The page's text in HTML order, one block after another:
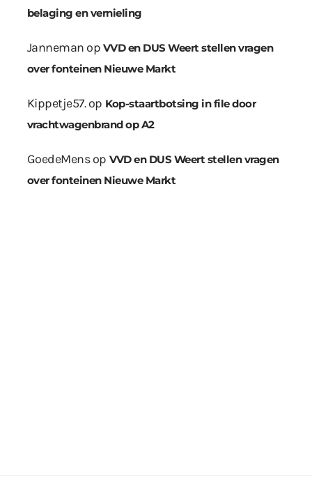
belaging en vernieling
Janneman op VVD en DUS Weert stellen vragen
over fonteinen Nieuwe Markt
Kippetje57.op Kop-staartbotsing in file door
vrachtwagenbrand op A2
GoedeMensop VVD en DUS Weert stellen vragen
over fonteinen Nieuwe Markt